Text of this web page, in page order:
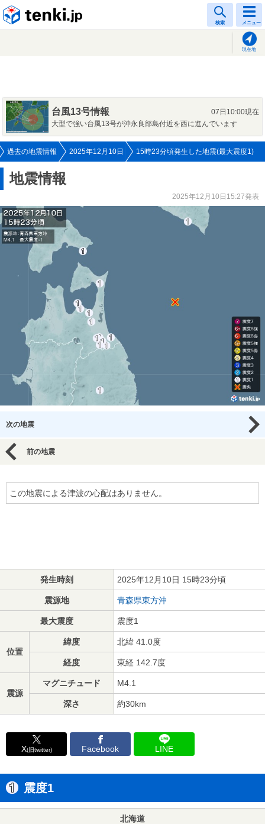
検索 メニュー
現在地
台風13号情報
07日10:00現在
大型で強い台風13号が沖永良部島付近を西に進んでいます
過去の地震情報 2025年12月10日 15時23分頃発生した地震(最大震度1)
地震情報
2025年12月10日15:27発表
次の地震
前の地震
この地震による津波の心配はありません。
発生時刻 2025年12月10日 15時23分頃
震源地 青森県東方沖
最大震度 震度1
位置
緯度 北緯 41.0度
経度 東経 142.7度
震源
マグニチュード M4.1
深さ 約30km
X(旧twitter) Facebook LINE
震度1
北海道